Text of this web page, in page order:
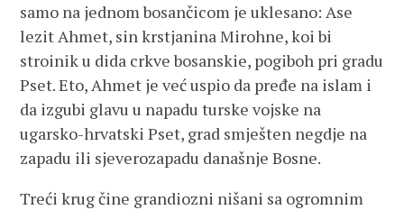
samo na jednom bosančicom je uklesano: Ase
lezit Ahmet, sin krstjanina Mirohne, koi bi
stroinik u dida crkve bosanskie, pogiboh pri gradu
Pset. Eto, Ahmet je već uspio da pređe na islam i
da izgubi glavu u napadu turske vojske na
ugarsko-hrvatski Pset, grad smješten negdje na
zapadu ili sjeverozapadu današnje Bosne.
Treći krug čine grandiozni nišani sa ogromnim